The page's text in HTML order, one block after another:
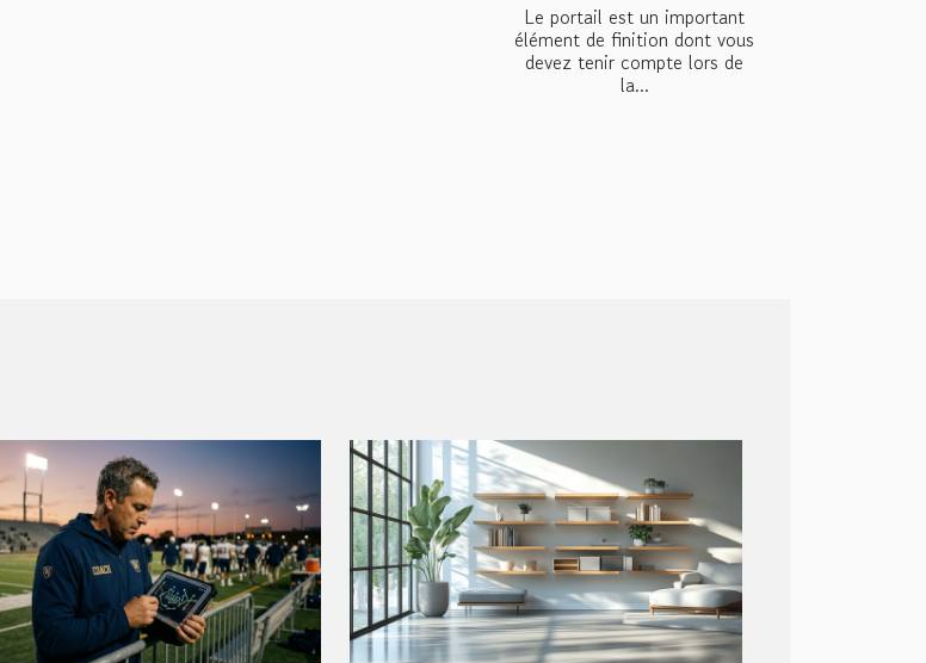
Le portail est un important
élément de finition dont vous
devez tenir compte lors de
la...